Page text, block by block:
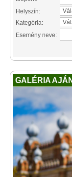
Helyszín:
Kategória:
Esemény neve:
GALÉRIA